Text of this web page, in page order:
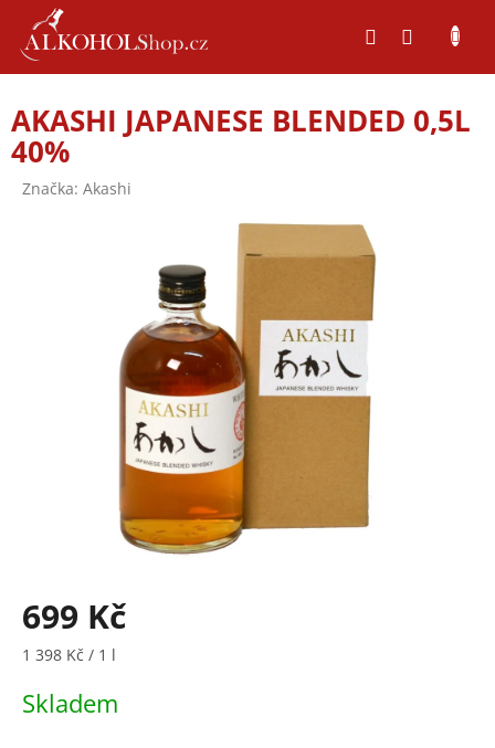
obsah
AKASHI JAPANESE BLENDED 0,5L
40%
Značka: Akashi
699 Kč
Měrná
1 398 Kč / 1 l
Skladem